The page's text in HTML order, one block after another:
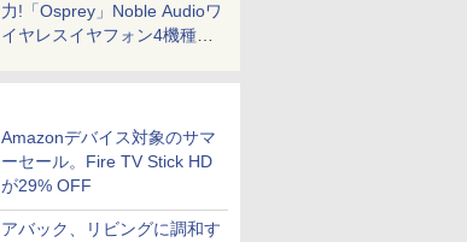
力!「Osprey」Noble Audioワ
イヤレスイヤフォン4機種を
Amazonデバイス対象のサマ
ーセール。Fire TV Stick HD
が29% OFF
アバック、リビングに調和す